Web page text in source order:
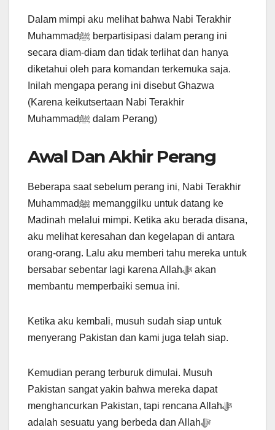
Dalam mimpi aku melihat bahwa Nabi Terakhir
Muhammadﷺ berpartisipasi dalam perang ini
secara diam-diam dan tidak terlihat dan hanya
diketahui oleh para komandan terkemuka saja.
Inilah mengapa perang ini disebut Ghazwa
(Karena keikutsertaan Nabi Terakhir
Muhammadﷺ dalam Perang)
Awal Dan Akhir Perang
Beberapa saat sebelum perang ini, Nabi Terakhir
Muhammadﷺ memanggilku untuk datang ke
Madinah melalui mimpi. Ketika aku berada disana,
aku melihat keresahan dan kegelapan di antara
orang-orang. Lalu aku memberi tahu mereka untuk
bersabar sebentar lagi karena Allahﷻ akan
membantu memperbaiki semua ini.
Ketika aku kembali, musuh sudah siap untuk
menyerang Pakistan dan kami juga telah siap.
Kemudian perang terburuk dimulai. Musuh
Pakistan sangat yakin bahwa mereka dapat
menghancurkan Pakistan, tapi rencana Allahﷻ
adalah sesuatu yang berbeda dan Allahﷻ